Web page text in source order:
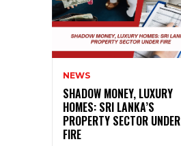
NEWS
SHADOW MONEY, LUXURY
HOMES: SRI LANKA’S
PROPERTY SECTOR UNDER
FIRE